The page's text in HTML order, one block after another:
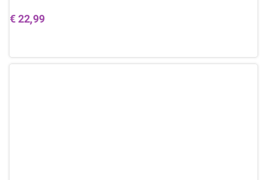
€ 22,99